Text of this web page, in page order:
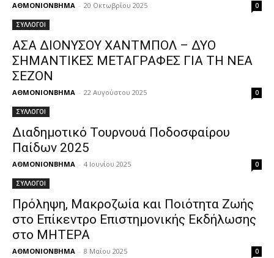
ΑΘΜΟΝΙΟΝΒΗΜΑ - 20 Οκτωβρίου 2025 0
ΣΥΛΛΟΓΟΙ
ΑΣΑ ΔΙΟΝΥΣΟΥ ΧΑΝΤΜΠΟΛ – ΔΥΟ
ΣΗΜΑΝΤΙΚΕΣ ΜΕΤΑΓΡΑΦΕΣ ΓΙΑ ΤΗ ΝΕΑ
ΣΕΖΟΝ
ΑΘΜΟΝΙΟΝΒΗΜΑ - 22 Αυγούστου 2025 0
ΣΥΛΛΟΓΟΙ
Διαδημοτικό Τουρνουά Ποδοσφαίρου
Παίδων 2025
ΑΘΜΟΝΙΟΝΒΗΜΑ - 4 Ιουνίου 2025 0
ΣΥΛΛΟΓΟΙ
Πρόληψη, Μακροζωία και Ποιότητα Ζωής
στο Επίκεντρο Επιστημονικής Εκδήλωσης
στο ΜΗΤΕΡΑ
ΑΘΜΟΝΙΟΝΒΗΜΑ - 8 Μαΐου 2025 0